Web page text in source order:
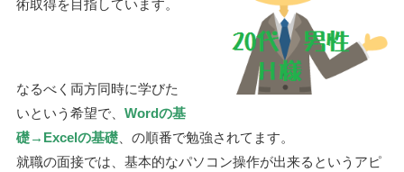
術取得を目指しています。
なるべく両方同時に学びた
いという希望で、Wordの基
礎→Excelの基礎 、の順番で勉強されてます。
就職の面接では、基本的なパソコン操作が出来るというアピ